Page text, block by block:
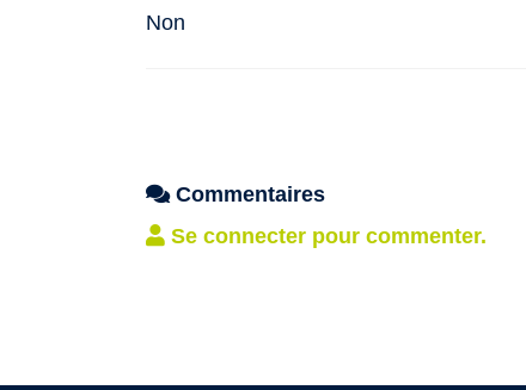
Non
Commentaires
Se connecter pour commenter.